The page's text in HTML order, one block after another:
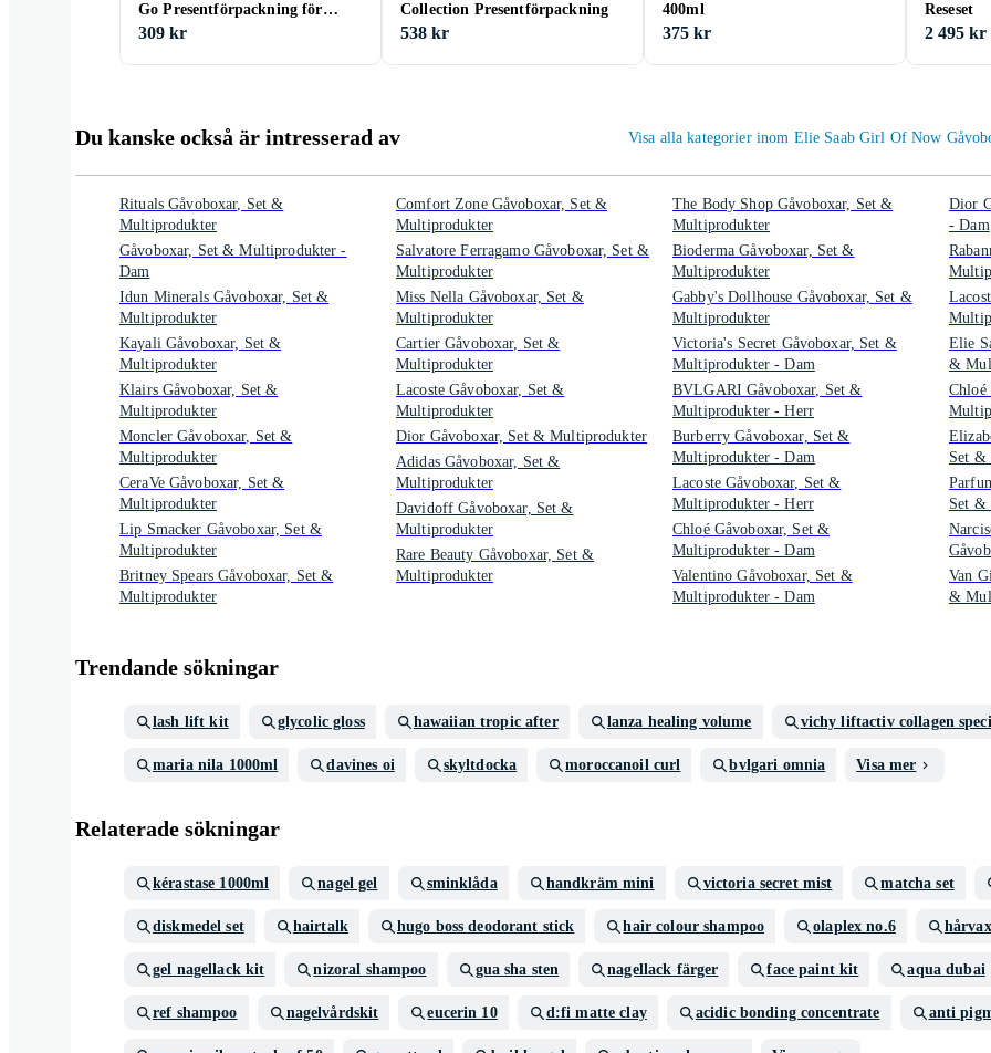
Go Presentförpackning för
Kvinnor
309 kr
Collection Presentförpackning
538 kr
400ml
375 kr
Reseset
2 495 kr
Du kanske också är intresserad av Visa alla kategorier inom Elie Saab Girl Of Now
Rituals Gåvoboxar, Set &
Multiprodukter
Gåvoboxar, Set & Multiprodukter -
Dam
Idun Minerals Gåvoboxar, Set &
Multiprodukter
Kayali Gåvoboxar, Set &
Multiprodukter
Klairs Gåvoboxar, Set &
Multiprodukter
Moncler Gåvoboxar, Set &
Multiprodukter
CeraVe Gåvoboxar, Set &
Multiprodukter
Lip Smacker Gåvoboxar, Set &
Multiprodukter
Britney Spears Gåvoboxar, Set &
Multiprodukter
Comfort Zone Gåvoboxar, Set &
Multiprodukter
Salvatore Ferragamo Gåvoboxar, Set &
Multiprodukter
Miss Nella Gåvoboxar, Set &
Multiprodukter
Cartier Gåvoboxar, Set &
Multiprodukter
Lacoste Gåvoboxar, Set &
Multiprodukter
Dior Gåvoboxar, Set & Multiprodukter
Adidas Gåvoboxar, Set &
Multiprodukter
Davidoff Gåvoboxar, Set &
Multiprodukter
Rare Beauty Gåvoboxar, Set &
Multiprodukter
The Body Shop Gåvoboxar, Set &
Multiprodukter
Bioderma Gåvoboxar, Set &
Multiprodukter
Gabby's Dollhouse Gåvoboxar, Set &
Multiprodukter
Victoria's Secret Gåvoboxar, Set &
Multiprodukter - Dam
BVLGARI Gåvoboxar, Set &
Multiprodukter - Herr
Burberry Gåvoboxar, Set &
Multiprodukter - Dam
Lacoste Gåvoboxar, Set &
Multiprodukter - Herr
Chloé Gåvoboxar, Set &
Multiprodukter - Dam
Valentino Gåvoboxar, Set &
Multiprodukter - Dam
Dior
- Dam
Elie
&
Chloé
Set &
Set &
Van
&
Trendande sökningar
lash lift kit glycolic gloss hawaiian tropic after lanza healing volume vichy liftactiv collagen
maria nila 1000ml davines oi skyltdocka moroccanoil curl bvlgari omnia Visa mer
Relaterade sökningar
kérastase 1000ml nagel gel sminklåda handkräm mini victoria secret mist matcha set
diskmedel set hairtalk hugo boss deodorant stick hair colour shampoo olaplex no.6
gel nagellack kit nizoral shampoo gua sha sten nagellack färger face paint kit aqua dubai
ref shampoo nagelvårdskit eucerin 10 d:fi matte clay acidic bonding concentrate anti